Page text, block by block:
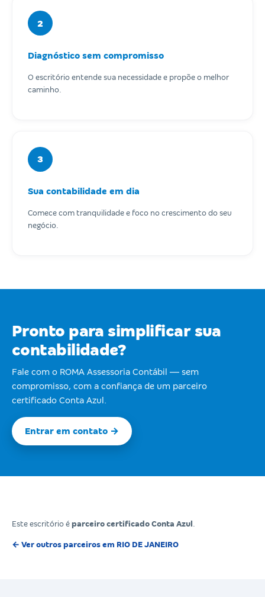
2
Diagnóstico sem compromisso
O escritório entende sua necessidade e propõe o melhor
caminho.
3
Sua contabilidade em dia
Comece com tranquilidade e foco no crescimento do seu
negócio.
Pronto para simplificar sua
contabilidade?
Fale com o ROMA Assessoria Contábil — sem
compromisso, com a confiança de um parceiro
certificado Conta Azul.
Entrar em contato →
Este escritório é parceiro certificado Conta Azul
← Ver outros parceiros em RIO DE JANEIRO